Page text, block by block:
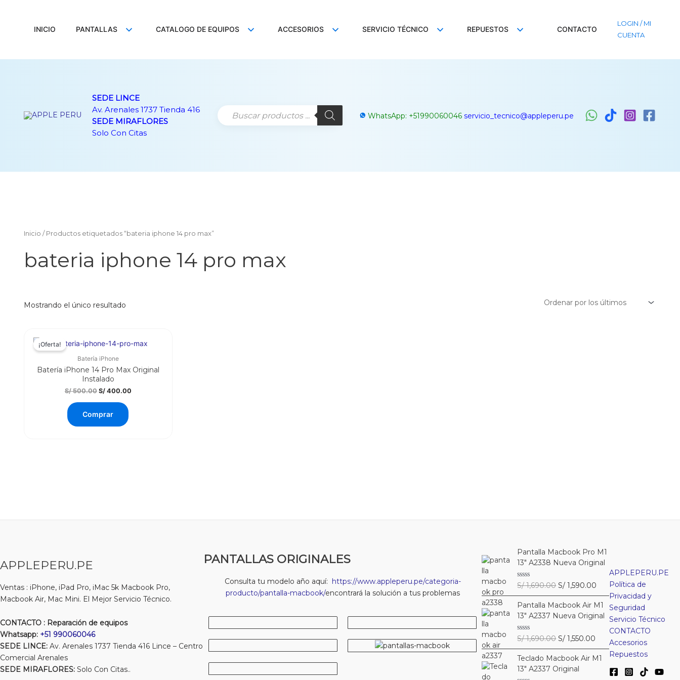
contenidoINICIO PANTALLAS CATALOGO DE EQUIPOS ACCESORIOS SERVICIO TÉCNICO REPUESTOS CONTACTO
LOGIN / MI
CUENTA
SEDE LINCE
Av. Arenales 1737 Tienda 416
SEDE MIRAFLORES
Solo Con Citas
WhatsApp: +51990060046 servicio_tecnico@appleperu.pe
Inicio / Productos etiquetados “bateria iphone 14 pro max”
bateria iphone 14 pro max
Mostrando el único resultado
¡Oferta!
Batería iPhone
Batería iPhone 14 Pro Max Original
Instalado
S/500.00 El
era:
S/ 500.00.
S/400.00El
Comprar
APPLEPERU.PE
Ventas : iPhone, iPad Pro, iMac 5k Macbook Pro,
Macbook Air, Mac Mini. El Mejor Servicio Técnico.
CONTACTO : Reparación de equipos
Whatsapp: +51 990060046
SEDE LINCE: Av. Arenales 1737 Tienda 416 Lince – Centro
Comercial Arenales
SEDE MIRAFLORES: Solo Con Citas..
PANTALLAS ORIGINALES
Consulta tu modelo año aquí: https://www.appleperu.pe/categoria-
producto/pantalla-macbook/encontrará la solución a tus problemas
Pantalla Macbook Pro M1
13″ A2338 Nueva Original
V
o
r
a
d
o
c
o
n
0
d
S/1,690.00 El
precio
original
era:
S/ 1,590.00
precio
actual
es:
S/ 1,590.00.
Pantalla Macbook Air M1
13″ A2337 Nueva Original
V
o
r
a
S/1,690.00 El
precio
original
era:
S/ 1,550.00
precio
actual
Teclado Macbook Air M1
13″ A2337 Original
APPLEPERU.PE
Política de
Privacidad y
Seguridad
Servicio Técnico
CONTACTO
Accesorios
Repuestos